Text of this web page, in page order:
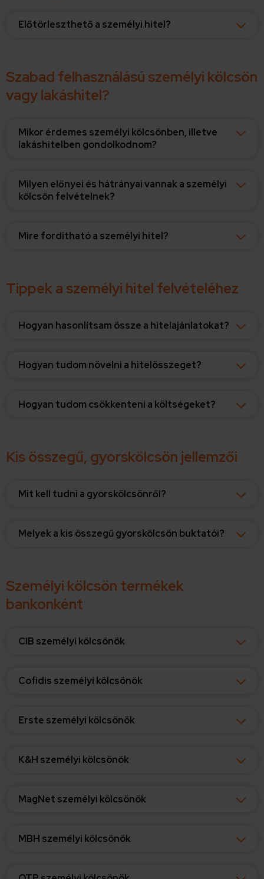
Előtörleszthető a személyi hitel?
Szabad felhasználású személyi kölcsön
vagy lakáshitel?
Mikor érdemes személyi kölcsönben, illetve
lakáshitelben gondolkodnom?
Milyen előnyei és hátrányai vannak a személyi
kölcsön felvételnek?
Mire fordítható a személyi hitel?
Tippek a személyi hitel felvételéhez
Hogyan hasonlítsam össze a hitelajánlatokat?
Hogyan tudom növelni a hitelösszeget?
Hogyan tudom csökkenteni a költségeket?
Kis összegű, gyorskölcsön jellemzői
Mit kell tudni a gyorskölcsönről?
Melyek a kis összegű gyorskölcsön buktatói?
Személyi kölcsön termékek
bankonként
CIB személyi kölcsönök
Cofidis személyi kölcsönök
Erste személyi kölcsönök
K&H személyi kölcsönök
MagNet személyi kölcsönök
MBH személyi kölcsönök